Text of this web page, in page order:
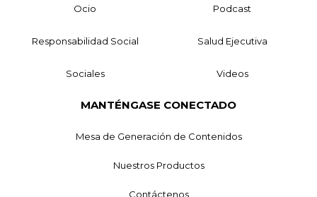
Ocio Podcast
Responsabilidad Social Salud Ejecutiva
Sociales Videos
MANTÉNGASE CONECTADO
Mesa de Generación de Contenidos
Nuestros Productos
Contáctenos